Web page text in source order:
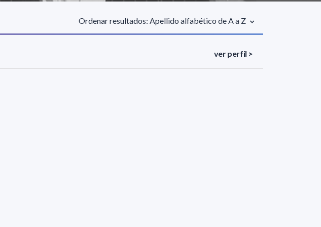
Ordenar resultados: Apellido alfabético de A a Z
ver perfil >